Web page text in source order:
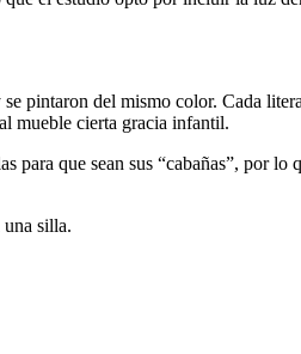
pintaron del mismo color. Cada
mueble cierta gracia infantil.
que sean sus “cabañas”, por
silla.